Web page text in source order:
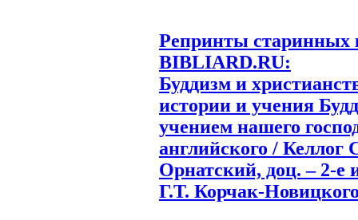
Репринты старинных
BIBLIARD.RU:
Буддизм и
истории и учения
учением нашего
английского /
Орнатский, доц. – 2-е
Г.Т. Корчак-